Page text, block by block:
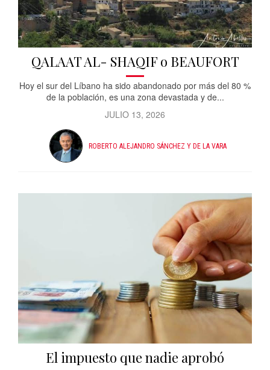
QALAAT AL- SHAQIF o BEAUFORT
Hoy el sur del Líbano ha sido abandonado por más del 80 %
de la población, es una zona devastada y de...
JULIO 13, 2026
ROBERTO ALEJANDRO SÁNCHEZ Y DE LA VARA
El impuesto que nadie aprobó